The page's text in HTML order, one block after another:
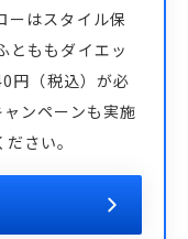
ーはスタイル保
とももダイエッ
円（税込）が必
ンペーンも実施
さい。